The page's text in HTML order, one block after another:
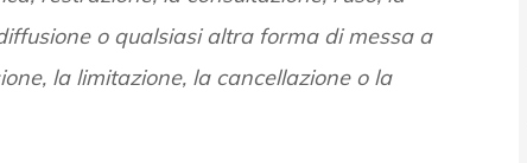
o qualsiasi altra forma di messa a
la limitazione, la cancellazione o la